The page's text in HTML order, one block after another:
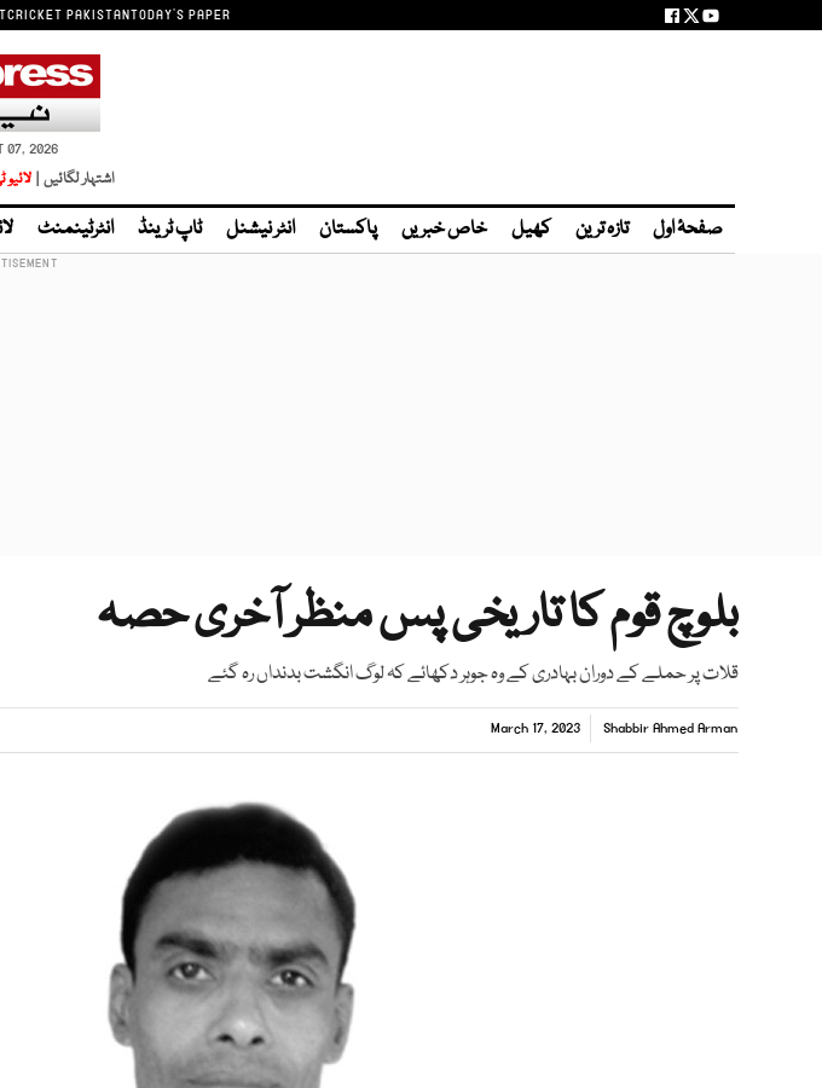
CRICKET PAKISTANTODAY'S PAPER
07, 2026
اشتہار لگائیں |
صفحۂ اول تازہ ترین کھیل خاص خبریں پاکستان انٹر نیشنل ٹاپ ٹرینڈ انٹرٹینمنٹ
بلوچ قوم کا تاریخی پس منظر آخری حصہ
قلات پر حملے کے دوران بہادری کے وہ جوہر دکھائے کہ لوگ انگشت بدنداں رہ گئے
Shabbir Ahmed Arman
March 17, 2023